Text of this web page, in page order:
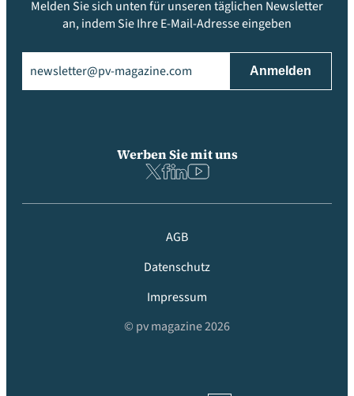
Melden Sie sich unten für unseren täglichen Newsletter
an, indem Sie Ihre E-Mail-Adresse eingeben
Werben Sie mit uns
AGB
Datenschutz
Impressum
© pv magazine 2026